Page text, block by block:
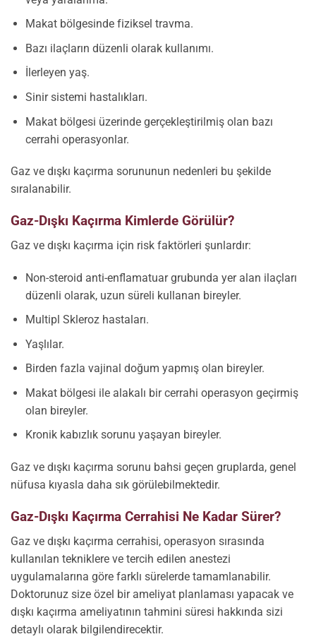
Makat bölgesinde fiziksel travma.
Bazı ilaçların düzenli olarak kullanımı.
İlerleyen yaş.
Sinir sistemi hastalıkları.
Makat bölgesi üzerinde gerçekleştirilmiş olan bazı
cerrahi operasyonlar.
Gaz ve dışkı kaçırma sorununun nedenleri bu şekilde
sıralanabilir.
Gaz-Dışkı Kaçırma Kimlerde Görülür?
Gaz ve dışkı kaçırma için risk faktörleri şunlardır:
Non-steroid anti-enflamatuar grubunda yer alan ilaçları
düzenli olarak, uzun süreli kullanan bireyler.
Multipl Skleroz hastaları.
Yaşlılar.
Birden fazla vajinal doğum yapmış olan bireyler.
Makat bölgesi ile alakalı bir cerrahi operasyon geçirmiş
olan bireyler.
Kronik kabızlık sorunu yaşayan bireyler.
Gaz ve dışkı kaçırma sorunu bahsi geçen gruplarda, genel
nüfusa kıyasla daha sık görülebilmektedir.
Gaz-Dışkı Kaçırma Cerrahisi Ne Kadar Sürer?
Gaz ve dışkı kaçırma cerrahisi, operasyon sırasında
kullanılan tekniklere ve tercih edilen anestezi
uygulamalarına göre farklı sürelerde tamamlanabilir.
Doktorunuz size özel bir ameliyat planlaması yapacak ve
dışkı kaçırma ameliyatının tahmini süresi hakkında sizi
detaylı olarak bilgilendirecektir.